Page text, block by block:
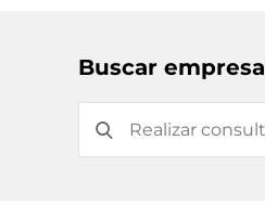
Buscar empresa